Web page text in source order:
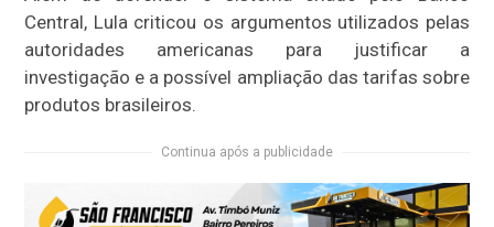
Central, Lula criticou os argumentos utilizados pelas
autoridades americanas para justificar a
investigação e a possível ampliação das tarifas sobre
produtos brasileiros.
Continua após a publicidade